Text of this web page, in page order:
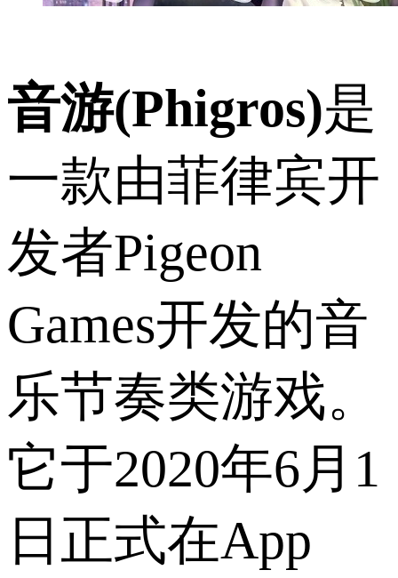
音游(Phigros)是
一款由菲律宾开
发者Pigeon
Games开发的音
乐节奏类游戏。
它于2020年6月1
日正式在App